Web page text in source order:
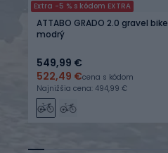
Extra -5 % s kódom EXTRA
ATTABO GRADO 2.0 gravel bike
modrý
549,99 €
522,49 €cena s kódom
Najnižšia cena: 494,99 €